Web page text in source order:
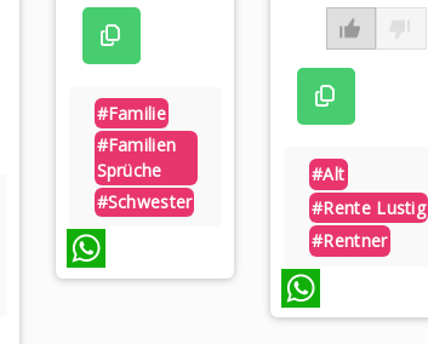
#familie
#familien
Sprüche
#schwester
#alt
#rente Lustig
#rentner